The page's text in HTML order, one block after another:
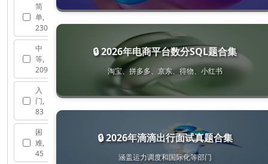
简
单,
230
中
等,
209
入
门,
83
困
难,
45
🔒 2026年电商平台数分SQL题合集
淘宝、拼多多、京东、得物、小红书
🔒 2026年滴滴出行面试真题合集
涵盖运力调度和国际化等部门